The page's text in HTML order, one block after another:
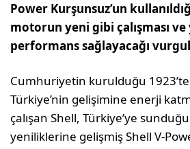
Power Kurşunsuz’un
motorun yeni gibi çalışması
performans sağlayacağı
Cumhuriyetin kurulduğu
Türkiye’nin gelişimine enerji
çalışan Shell, Türkiye’ye
yeniliklerine gelişmiş Shell V-